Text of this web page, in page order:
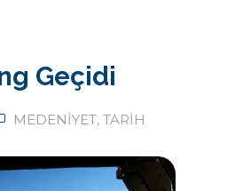
Geçidi
MEDENIYET, TARIH